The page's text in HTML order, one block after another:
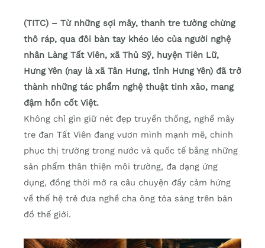
(TITC) – Từ những sợi mây, thanh tre tưởng chừng
thô ráp, qua đôi bàn tay khéo léo của người nghệ
nhân Làng Tất Viên, xã Thủ Sỹ, huyện Tiên Lữ,
Hưng Yên (nay là xã Tân Hưng, tỉnh Hưng Yên) đã trở
thành những tác phẩm nghệ thuật tinh xảo, mang
đậm hồn cốt Việt.
Không chỉ gìn giữ nét đẹp truyền thống, nghề mây
tre đan Tất Viên đang vươn mình mạnh mẽ, chinh
phục thị trường trong nước và quốc tế bằng những
sản phẩm thân thiện môi trường, đa dạng ứng
dụng, đồng thời mở ra câu chuyện đầy cảm hứng
về thế hệ trẻ đưa nghề cha ông tỏa sáng trên bản
đồ thế giới.